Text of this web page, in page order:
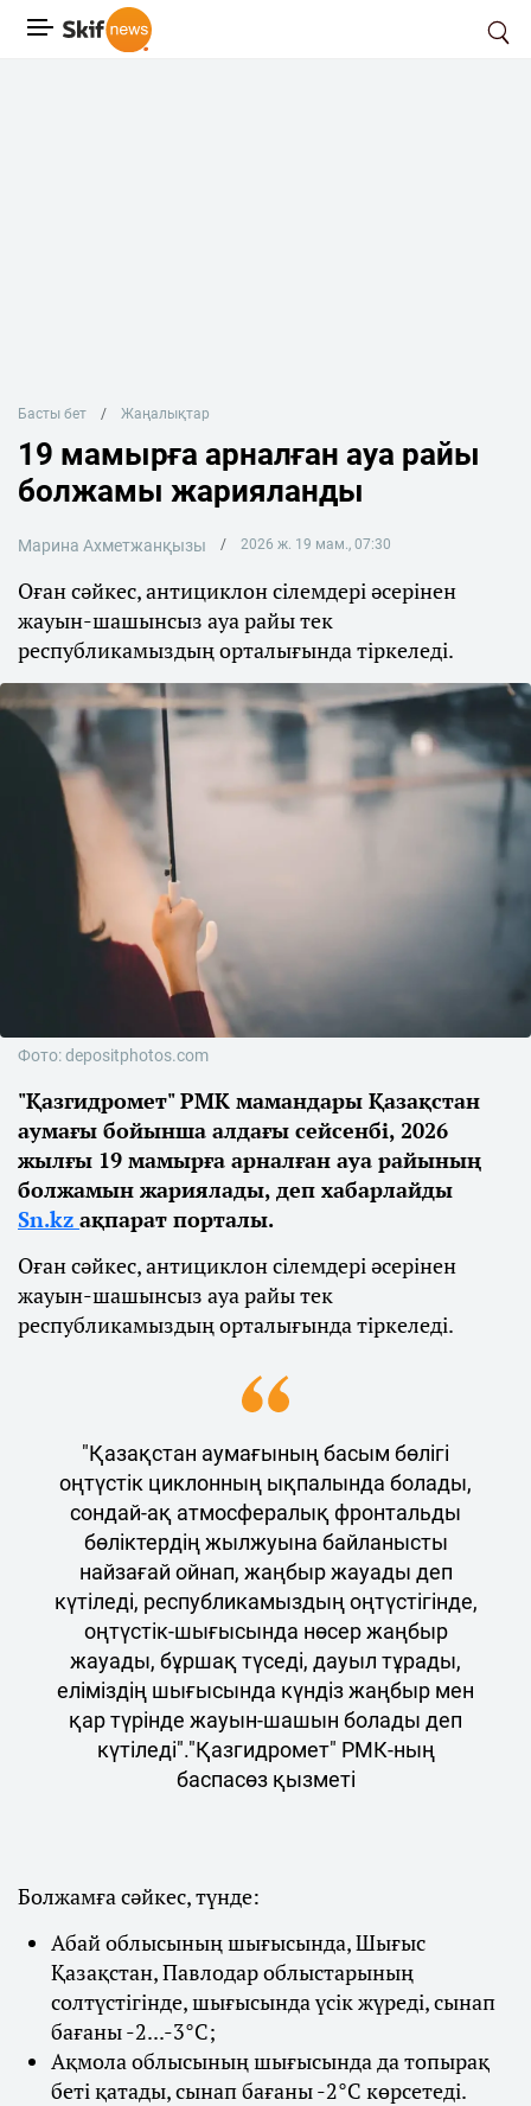
Басты бет Жаңалықтар
19 мамырға арналған ауа райы
болжамы жарияланды
Марина Ахметжанқызы 2026 ж. 19 мам., 07:30
Оған сәйкес, антициклон сілемдері әсерінен
жауын-шашынсыз ауа райы тек
республикамыздың орталығында тіркеледі.
Фото: depositphotos.com
"Қазгидромет" РМК мамандары Қазақстан
аумағы бойынша алдағы сейсенбі, 2026
жылғы 19 мамырға арналған ауа райының
болжамын жариялады, деп хабарлайды
Sn.kz ақпарат порталы.
Оған сәйкес, антициклон сілемдері әсерінен
жауын-шашынсыз ауа райы тек
республикамыздың орталығында тіркеледі.
"Қазақстан аумағының басым бөлігі
оңтүстік циклонның ықпалында болады,
сондай-ақ атмосфералық фронтальды
бөліктердің жылжуына байланысты
найзағай ойнап, жаңбыр жауады деп
күтіледі, республикамыздың оңтүстігінде,
оңтүстік-шығысында нөсер жаңбыр
жауады, бұршақ түседі, дауыл тұрады,
еліміздің шығысында күндіз жаңбыр мен
қар түрінде жауын-шашын болады деп
күтіледі"."Қазгидромет" РМК-ның
баспасөз қызметі
Болжамға сәйкес, түнде:
Абай облысының шығысында, Шығыс
Қазақстан, Павлодар облыстарының
солтүстігінде, шығысында үсік жүреді, сынап
бағаны -2...-3°С;
Ақмола облысының шығысында да топырақ
беті қатады, сынап бағаны -2°С көрсетеді.